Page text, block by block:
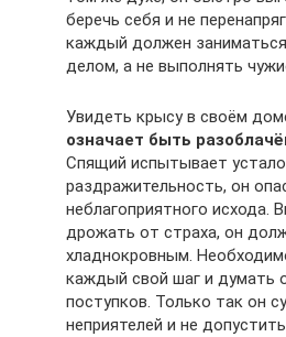
беречь себя и не
каждый должен
делом, а не выполнять
Увидеть крысу в своём
означает быть
Спящий испытывает
раздражительность, он
неблагоприятного исхода.
дрожать от страха, он
хладнокровным.
каждый свой шаг и думать
поступков. Только так он
неприятелей и не